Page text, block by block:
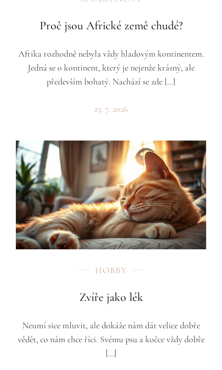
Proč jsou Africké země chudé?
Afrika rozhodně nebyla vždy hladovým kontinentem.
Jedná se o kontinent, který je nejenže krásný, ale
především bohatý. Nachází se zde […]
23. 7. 2026
HOBBY
Zvíře jako lék
Neumí sice mluvit, ale dokáže nám dát velice dobře
vědět, co nám chce říci. Svému psu a kočce vždy dobře
[…]